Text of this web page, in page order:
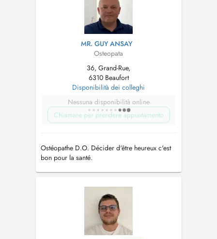
MR. GUY ANSAY
Osteopata
36, Grand-Rue,
6310 Beaufort
Disponibilità dei colleghi
Nessuna disponibilità online
Chiamare per prendere appuntamento
Ostéopathe D.O. Décider d'être heureux c'est
bon pour la santé.